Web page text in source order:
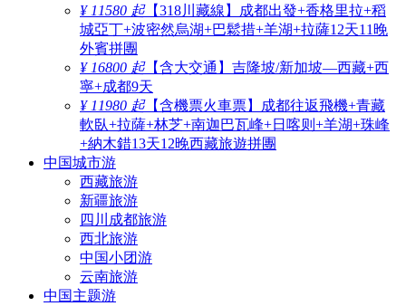
¥ 11580 起【318川藏線】成都出發+香格里拉+稻
城亞丁+波密然烏湖+巴鬆措+羊湖+拉薩12天11晚
外賓拼團
¥ 16800 起【含大交通】吉隆坡/新加坡—西藏+西
寧+成都9天
¥ 11980 起【含機票火車票】成都往返飛機+青藏
軟臥+拉薩+林芝+南迦巴瓦峰+日喀则+羊湖+珠峰
+納木錯13天12晚西藏旅遊拼團
中国城市游
西藏旅游
新疆旅游
四川成都旅游
西北旅游
中国小团游
云南旅游
中国主题游